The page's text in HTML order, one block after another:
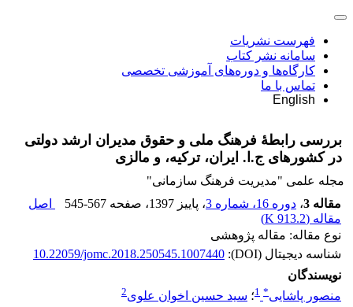
فهرست نشریات
سامانه نشر کتاب
کارگاه‌ها و دوره‌های آموزشی تخصصی
تماس با ما
English
بررسی رابطۀ فرهنگ ملی و حقوق مدیران ارشد دولتی
در کشورهای ج.ا. ایران، ترکیه، و مالزی
مجله علمی "مدیریت فرهنگ سازمانی"
مقاله 3
، دوره 16، شماره 3 ، پاییز 1397 ، صفحه 545-567
اصل
مقاله (913.2 K
)
نوع مقاله: مقاله پژوهشی
شناسه دیجیتال (DOI):
10.22059/jomc.2018.250545.1007440
نویسندگان
منصور پاشایی*
1؛ سید حسین اخوان علوی2